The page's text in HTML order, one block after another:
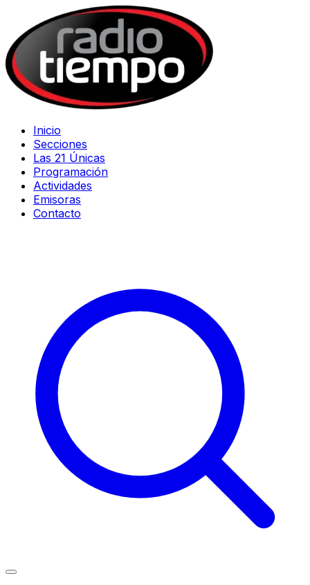
Inicio
Secciones
Las 21 Únicas
Programación
Actividades
Emisoras
Contacto